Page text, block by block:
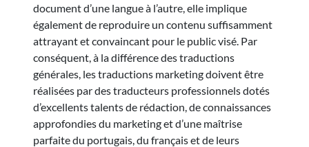
document d’une langue à l’autre, elle implique
également de reproduire un contenu suffisamment
attrayant et convaincant pour le public visé. Par
conséquent, à la différence des traductions
générales, les traductions marketing doivent être
réalisées par des traducteurs professionnels dotés
d’excellents talents de rédaction, de connaissances
approfondies du marketing et d’une maîtrise
parfaite du portugais, du français et de leurs